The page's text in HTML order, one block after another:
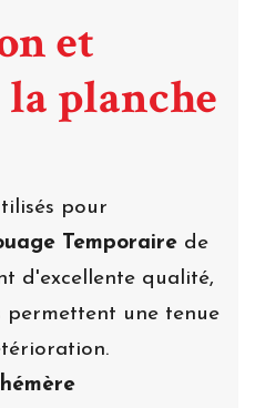
et
planche
pour
Temporaire de
d'excellente qualité,
permettent une tenue